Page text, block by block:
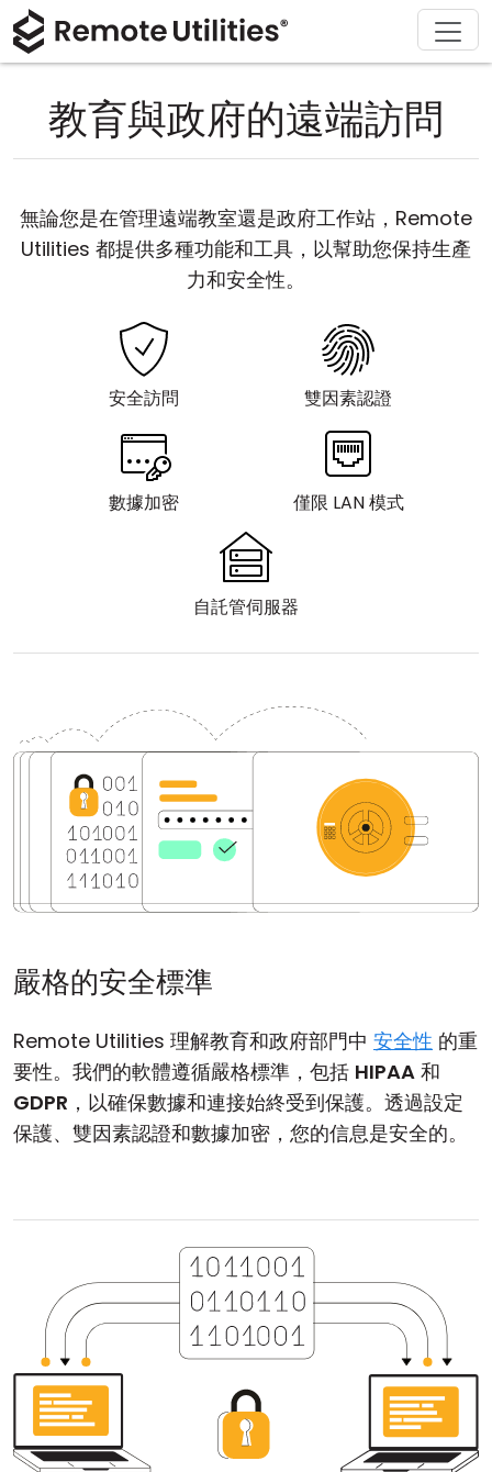
教育與政府的遠端訪問
無論您是在管理遠端教室還是政府工作站，Remote
Utilities 都提供多種功能和工具，以幫助您保持生產
力和安全性。
安全訪問 雙因素認證
數據加密 僅限 LAN 模式
自託管伺服器
嚴格的安全標準
Remote Utilities 理解教育和政府部門中 安全性 的重
要性。我們的軟體遵循嚴格標準，包括 HIPAA 和
GDPR ，以確保數據和連接始終受到保護。透過設定
保護、雙因素認證和數據加密，您的信息是安全的。
產品
安全性
版本說明
無人值守訪問
活動目錄支援
雲端與內部部署
解決方案
製造與零售
教育與政府
下載
macOS
iOS/Android
購買
許可證助手
支援
文檔
關於
新聞稿